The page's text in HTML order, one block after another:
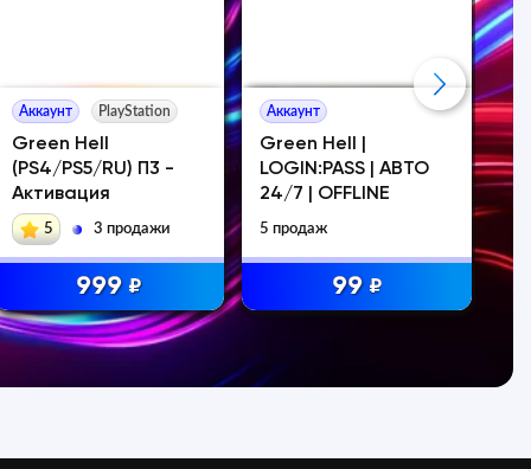
Аккаунт PlayStation
Green Hell
(PS4/PS5/RU) П3 -
Активация
5 3 продажи
999 ₽
Аккаунт
Green Hell |
LOGIN:PASS | АВТО
24/7 | OFFLINE
5 продаж
99 ₽